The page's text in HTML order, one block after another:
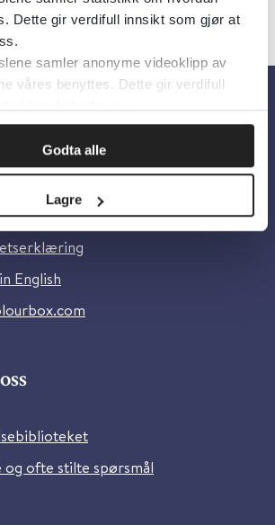
Dette gir verdifull innsikt som gjør at
samler anonyme videoklipp av
våres benyttes. Dette gir verdifull
Godta alle
Lagre
informasjonskapsler
English
ofte stilte spørsmål